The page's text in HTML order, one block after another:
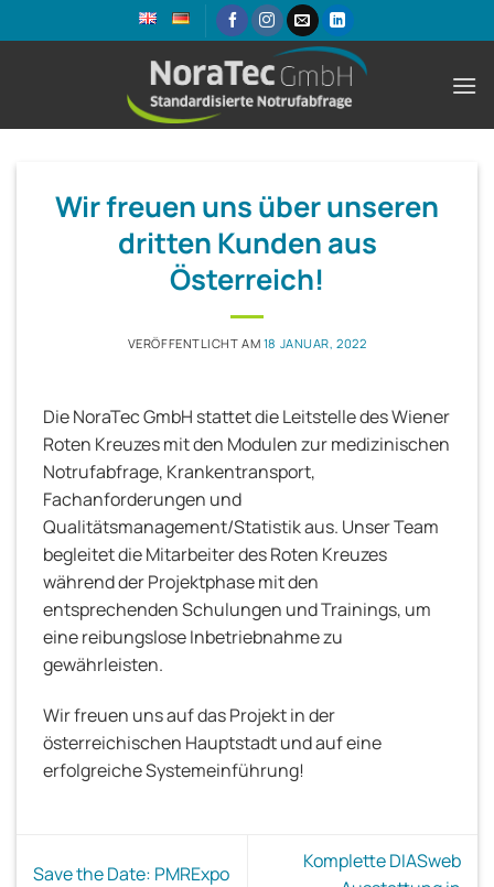
Inhalt
Wir freuen uns über unseren
dritten Kunden aus
Österreich!
VERÖFFENTLICHT AM 18 JANUAR, 2022
Die NoraTec GmbH stattet die Leitstelle des Wiener
Roten Kreuzes mit den Modulen zur medizinischen
Notrufabfrage, Krankentransport,
Fachanforderungen und
Qualitätsmanagement/Statistik aus. Unser Team
begleitet die Mitarbeiter des Roten Kreuzes
während der Projektphase mit den
entsprechenden Schulungen und Trainings, um
eine reibungslose Inbetriebnahme zu
gewährleisten.
Wir freuen uns auf das Projekt in der
österreichischen Hauptstadt und auf eine
erfolgreiche Systemeinführung!
Save the Date: PMRExpo
Komplette DIASweb